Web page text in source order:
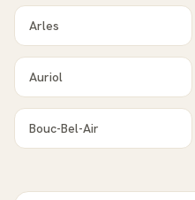
Arles
Auriol
Bouc-Bel-Air